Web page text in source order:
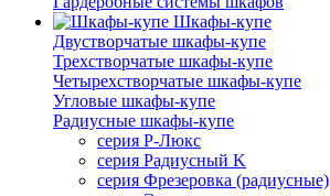
Шкафы-купе
Двустворчатые шкафы-купе
Трехстворчатые шкафы-купе
Четырехстворчатые шкафы-купе
Угловые шкафы-купе
Радиусные шкафы-купе
серия Р-Люкс
серия Радиусный K
серия Фрезеровка (радиусные)